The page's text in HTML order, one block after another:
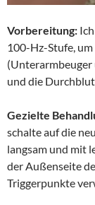
Vorbereitung:
100-Hz-Stufe,
und die
Gezielte
schalte auf die
langsam und mit
der Außenseite
Triggerpunkte